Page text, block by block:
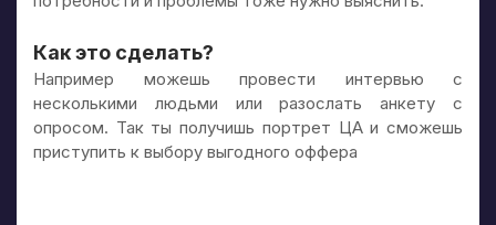
Как это сделать?
Например можешь провести интервью с
несколькими людьми или разослать анкету с
опросом. Так ты получишь портрет ЦА и сможешь
приступить к выбору выгодного оффера